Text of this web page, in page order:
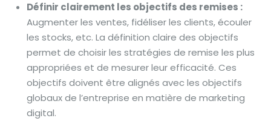
Définir clairement les objectifs des remises :
Augmenter les ventes, fidéliser les clients, écouler
les stocks, etc. La définition claire des objectifs
permet de choisir les stratégies de remise les plus
appropriées et de mesurer leur efficacité. Ces
objectifs doivent être alignés avec les objectifs
globaux de l’entreprise en matière de marketing
digital.